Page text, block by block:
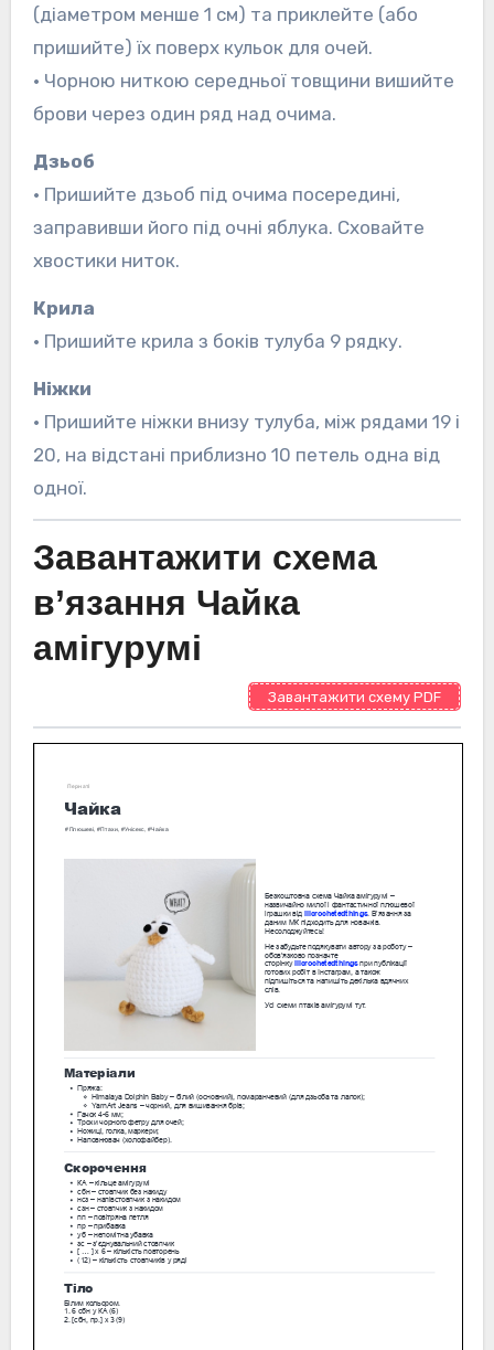
(діаметром менше 1 см) та приклейте (або
пришийте) їх поверх кульок для очей.
• Чорною ниткою середньої товщини вишийте
брови через один ряд над очима.
Дзьоб
• Пришийте дзьоб під очима посередині,
заправивши його під очні яблука. Сховайте
хвостики ниток.
Крила
• Пришийте крила з боків тулуба 9 рядку.
Ніжки
• Пришийте ніжки внизу тулуба, між рядами 19 і
20, на відстані приблизно 10 петель одна від
одної.
Завантажити схема
в’язання Чайка
амігурумі
Завантажити схему PDF